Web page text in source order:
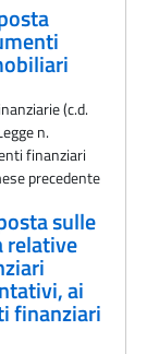
(c.d.
n.
finanziari
precedente
sulle
relative
ai
finanziari